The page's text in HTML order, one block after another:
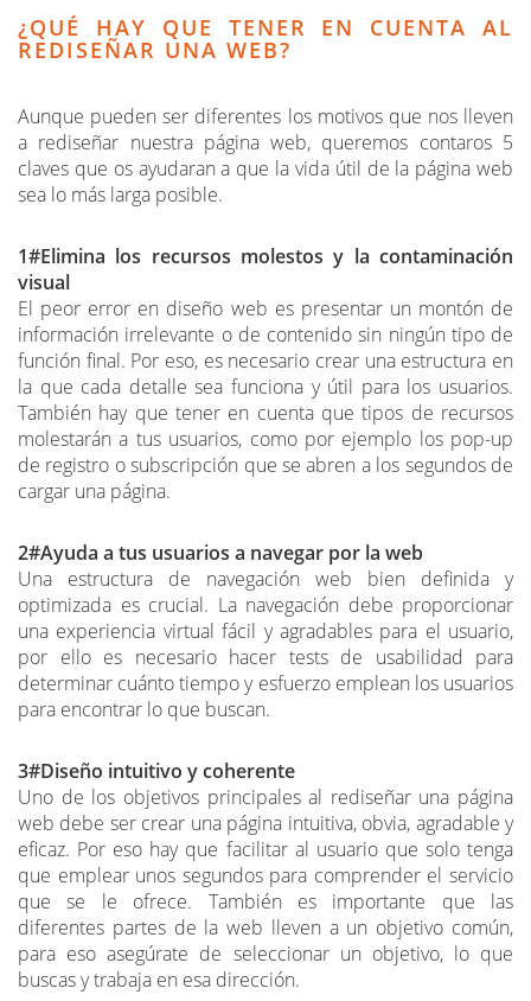
¿QUÉ HAY QUE TENER EN CUENTA AL
REDISEÑAR UNA WEB?
Aunque pueden ser diferentes los motivos que nos lleven
a rediseñar nuestra página web, queremos contaros 5
claves que os ayudaran a que la vida útil de la página web
sea lo más larga posible.
1#Elimina los recursos molestos y la contaminación
visual
El peor error en diseño web es presentar un montón de
información irrelevante o de contenido sin ningún tipo de
función final. Por eso, es necesario crear una estructura en
la que cada detalle sea funciona y útil para los usuarios.
También hay que tener en cuenta que tipos de recursos
molestarán a tus usuarios, como por ejemplo los pop-up
de registro o subscripción que se abren a los segundos de
cargar una página.
2#Ayuda a tus usuarios a navegar por la web
Una estructura de navegación web bien definida y
optimizada es crucial. La navegación debe proporcionar
una experiencia virtual fácil y agradables para el usuario,
por ello es necesario hacer tests de usabilidad para
determinar cuánto tiempo y esfuerzo emplean los usuarios
para encontrar lo que buscan.
3#Diseño intuitivo y coherente
Uno de los objetivos principales al rediseñar una página
web debe ser crear una página intuitiva, obvia, agradable y
eficaz. Por eso hay que facilitar al usuario que solo tenga
que emplear unos segundos para comprender el servicio
que se le ofrece. También es importante que las
diferentes partes de la web lleven a un objetivo común,
para eso asegúrate de seleccionar un objetivo, lo que
buscas y trabaja en esa dirección.